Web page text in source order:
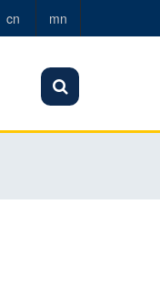
cn mn